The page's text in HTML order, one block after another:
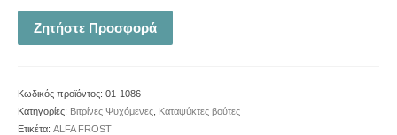
Ζητήστε Προσφορά
Κωδικός προϊόντος: 01-1086
Κατηγορίες: Βιτρίνες Ψυχόμενες Καταψύκτες βούτες
Ετικέτα: ALFA FROST